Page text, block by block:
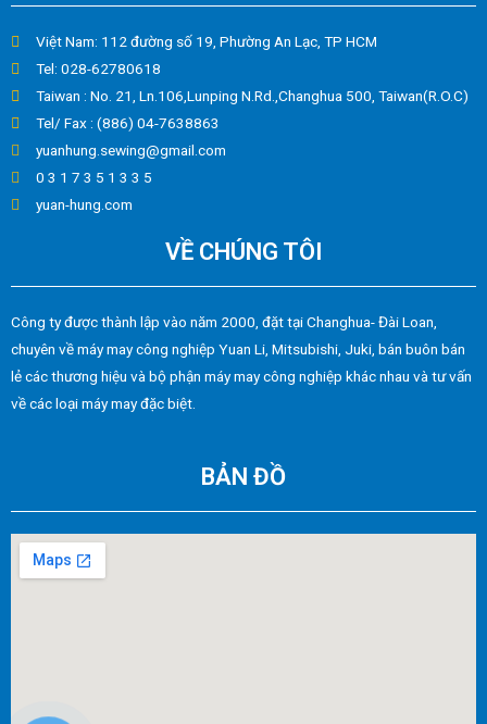
Việt Nam: 112 đường số 19, Phường An Lạc, TP HCM
Tel: 028-62780618
Taiwan : No. 21, Ln.106,Lunping N.Rd.,Changhua 500, Taiwan(R.O.C)
Tel/ Fax : (886) 04-7638863
yuanhung.sewing@gmail.com
0 3 1 7 3 5 1 3 3 5
yuan-hung.com
VỀ CHÚNG TÔI
Công ty được thành lập vào năm 2000, đặt tại Changhua- Đài Loan,
chuyên về máy may công nghiệp Yuan Li, Mitsubishi, Juki, bán buôn bán
lẻ các thương hiệu và bộ phận máy may công nghiệp khác nhau và tư vấn
về các loại máy may đặc biệt.
BẢN ĐỒ